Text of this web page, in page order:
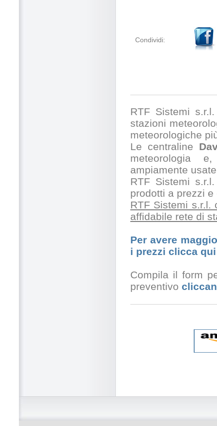
Condividi:
RTF Sistemi
stazioni
meteorologiche
Le centraline
meteorologia
ampiamente
RTF Sistemi
prodotti a prezzi
RTF Sistemi s.r.l.
affidabile rete di
Per avere
i prezzi clicca qui
Compila il form
preventivo